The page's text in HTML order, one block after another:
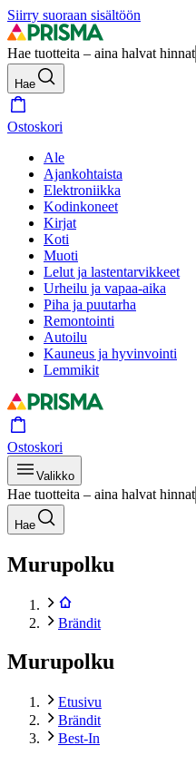
Siirry suoraan sisältöön
Hae tuotteita – aina halvat hinnat
Hae
Ostoskori
Ale
Ajankohtaista
Elektroniikka
Kodinkoneet
Kirjat
Koti
Muoti
Lelut ja lastentarvikkeet
Urheilu ja vapaa-aika
Piha ja puutarha
Remontointi
Autoilu
Kauneus ja hyvinvointi
Lemmikit
Ostoskori
Valikko
Hae tuotteita – aina halvat hinnat
Hae
Murupolku
Brändit
Murupolku
Etusivu
Brändit
Best-In